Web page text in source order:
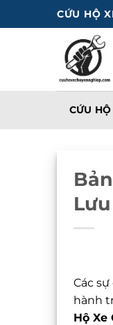
qua
CỨU HỘ
CỨU
Các
hành
Hộ Xe